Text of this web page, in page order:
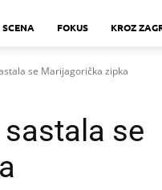
SCENA FOKUS KROZ
se Marijagorička zipka
se